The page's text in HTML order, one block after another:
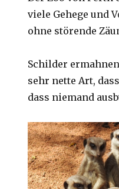
viele Gehege und
ohne störende
Schilder
sehr nette Art,
dass niemand